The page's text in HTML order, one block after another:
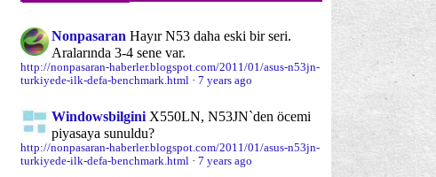
Nonpasaran Hayır N53 daha eski bir seri.
Aralarında 3-4 sene var.
http://nonpasaran-haberler.blogspot.com/2011/01/asus-n53jn-
turkiyede-ilk-defa-benchmark.html · 7 years ago
Windowsbilgini X550LN, N53JN`den öcemi
piyasaya sunuldu?
http://nonpasaran-haberler.blogspot.com/2011/01/asus-n53jn-
turkiyede-ilk-defa-benchmark.html · 7 years ago